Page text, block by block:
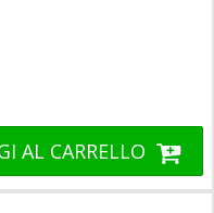
AL CARRELLO